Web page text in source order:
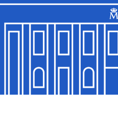
Erakutsi/Ezkutatu
Erakutsi/Ezkutatu
Erakutsi/Ezkutatu